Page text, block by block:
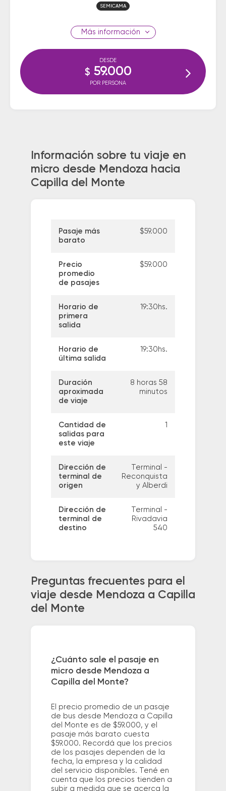
SEMICAMA
información
DESDE
$ 59.000
POR PERSONA
Información sobre tu viaje en
micro desde Mendoza hacia
Capilla del Monte
Pasaje más
barato
$59.000
Precio
promedio
de pasajes
$59.000
Horario de
primera
salida
19:30hs.
Horario de
última salida
19:30hs.
Duración
aproximada
de viaje
8 horas 58
minutos
Cantidad de
salidas para
este viaje
1
Dirección de
terminal de
origen
Terminal -
Reconquista
y Alberdi
Dirección de
terminal de
destino
Terminal -
Rivadavia
540
Preguntas frecuentes para el
viaje desde Mendoza a Capilla
del Monte
¿Cuánto sale el pasaje en
micro desde Mendoza a
Capilla del Monte?
El precio promedio de un pasaje
de bus desde Mendoza a Capilla
del Monte es de $59.000, y el
pasaje más barato cuesta
$59.000. Recordá que los precios
de los pasajes dependen de la
fecha, la empresa y la calidad
del servicio disponibles. Tené en
cuenta que los precios tienden a
subir a medida que se acerca la